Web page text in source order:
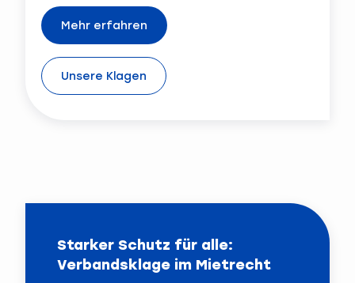
Mehr erfahren
Unsere Klagen
Starker Schutz für alle:
Verbandsklage im Mietrecht